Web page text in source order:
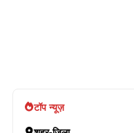
टॉप न्यूज़
sri dungargarh news ›